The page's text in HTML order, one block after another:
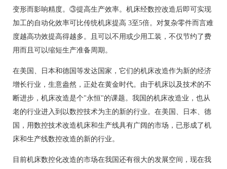
变形而影响精度。③提高生产效率。机床经数控改造后即可实现
加工的自动化效率可比传统机床提高 3至5倍。对复杂零件而言难
度越高功效提高得越多。且可以不用或少用工装，不仅节约了费
用而且可以缩短生产准备周期。
在美国、日本和德国等发达国家，它们的机床改造作为新的经济
增长行业，生意盎然，正处在黄金时代。由于机床以及技术的不
断进步，机床改造是个"永恒"的课题。我国的机床改造业，也从
老的行业进入到以数控技术为主的新的行业。在美国、日本、德
国，用数控技术改造机床和生产线具有广阔的市场，已形成了机
床和生产线数控改造的新的行业。
目前机床数控化改造的市场在我国还有很大的发展空间，现在我